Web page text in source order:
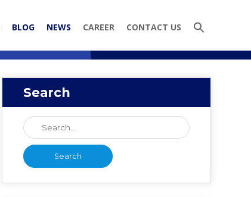
BLOG NEWS CAREER CONTACT US
Search